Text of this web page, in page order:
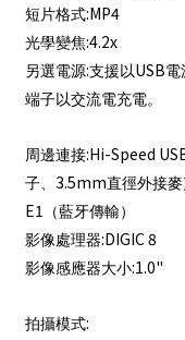
短片格式:MP4
光學變焦:4.2x
另選電源:支援以 USB電
端子以交流電充電。
周邊連接:Hi-Speed
子、 3.5mm直徑外接
E1
（藍牙傳輸）
影像處理器:DIGIC 8
影像感應器大小:1.0"
拍攝模式: